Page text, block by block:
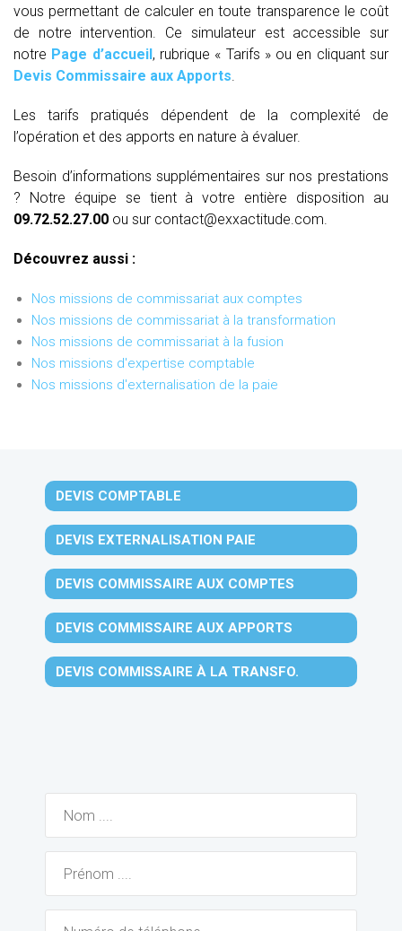
vous permettant de calculer en toute transparence le coût
de notre intervention. Ce simulateur est accessible sur
notre Page d’accueil, rubrique « Tarifs » ou en cliquant sur
Devis Commissaire aux Apports.
Les tarifs pratiqués dépendent de la complexité de
l’opération et des apports en nature à évaluer.
Besoin d’informations supplémentaires sur nos prestations
? Notre équipe se tient à votre entière disposition au
09.72.52.27.00 ou sur contact@exxactitude.com.
Découvrez aussi :
Nos missions de commissariat aux comptes
Nos missions de commissariat à la transformation
Nos missions de commissariat à la fusion
Nos missions d'expertise comptable
Nos missions d'externalisation de la paie
DEVIS COMPTABLE
DEVIS EXTERNALISATION PAIE
DEVIS COMMISSAIRE AUX COMPTES
DEVIS COMMISSAIRE AUX APPORTS
DEVIS COMMISSAIRE À LA TRANSFO.